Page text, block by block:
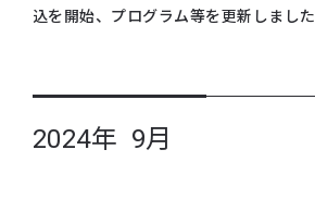
込を開始、プログラム等を更新しました
2024年 9月